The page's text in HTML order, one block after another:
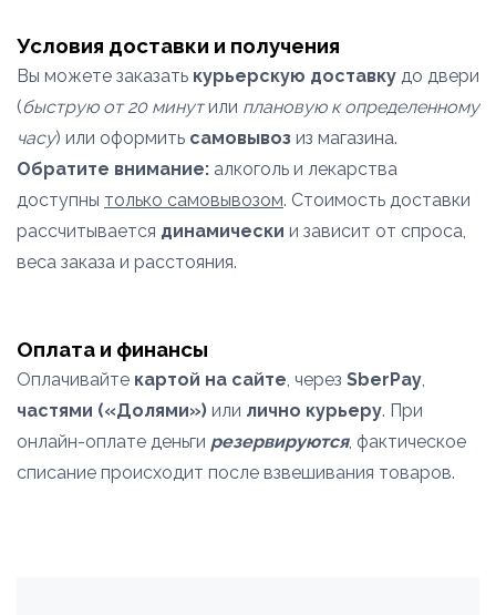
Условия доставки и получения
Вы можете заказать курьерскую доставку до двери
(быструю от 20 минутили плановую к определенному
часу) или оформить самовывоз из магазина.
Обратите внимание: алкоголь и лекарства
доступны только самовывозом. Стоимость доставки
рассчитывается динамически и зависит от спроса,
веса заказа и расстояния.
Оплата и финансы
Оплачивайте картой на сайте, через SberPay,
частями («Долями») или лично курьеру. При
онлайн-оплате деньги резервируются, фактическое
списание происходит после взвешивания товаров.